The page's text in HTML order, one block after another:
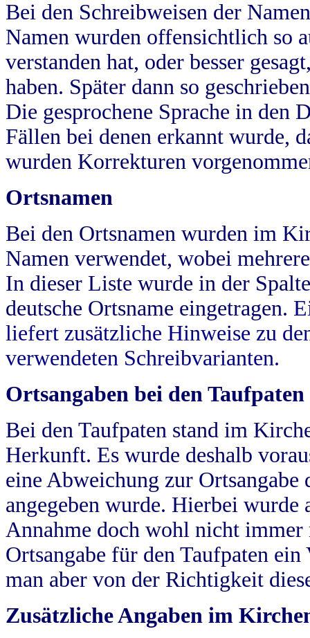
Bei den Schreibweisen der
Namen wurden offensichtlich so
verstanden hat, oder besser
haben. Später dann so
Die gesprochene Sprache in
Fällen bei denen erkannt wurde,
wurden Korrekturen
Ortsnamen
Bei den Ortsnamen wurden im
Namen verwendet, wobei
In dieser Liste wurde in der
deutsche Ortsname eingetragen.
liefert zusätzliche Hinweise zu
verwendeten Schreibvarianten.
Ortsangaben bei den Taufpaten
Bei den Taufpaten stand im
Herkunft. Es wurde deshalb
eine Abweichung zur
angegeben wurde. Hierbei wurde
Annahme doch wohl nicht
Ortsangabe für den Taufpaten
man aber von der Richtigkeit
Zusätzliche Angaben im